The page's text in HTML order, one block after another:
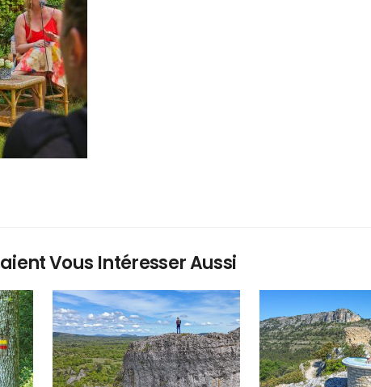
Vous Intéresser Aussi